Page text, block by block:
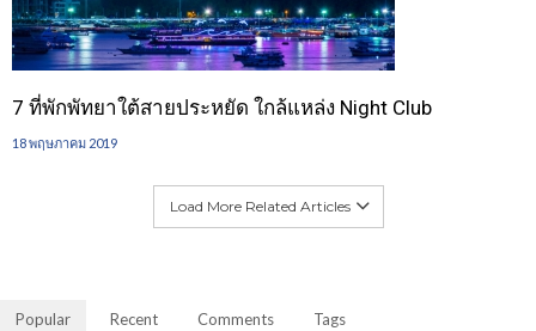
7 ที่พักพัทยาใต้สายประหยัด ใกล้แหล่ง Night Club
18 พฤษภาคม 2019
Load More Related Articles
Popular Recent Comments Tags